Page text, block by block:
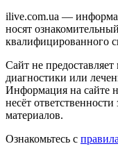
ilive.com.ua —
носят
квалифицированного
Сайт не
диагностики или
Информация на сайте
несёт
материалов.
Ознакомьтесь с